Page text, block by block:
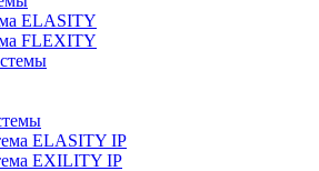
ELASITY
FLEXITY
ELASITY IP
EXILITY IP